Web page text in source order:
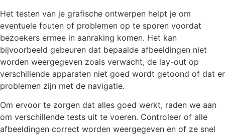
Het testen van je grafische ontwerpen helpt je om
eventuele fouten of problemen op te sporen voordat
bezoekers ermee in aanraking komen. Het kan
bijvoorbeeld gebeuren dat bepaalde afbeeldingen niet
worden weergegeven zoals verwacht, de lay-out op
verschillende apparaten niet goed wordt getoond of dat er
problemen zijn met de navigatie.
Om ervoor te zorgen dat alles goed werkt, raden we aan
om verschillende tests uit te voeren. Controleer of alle
afbeeldingen correct worden weergegeven en of ze snel